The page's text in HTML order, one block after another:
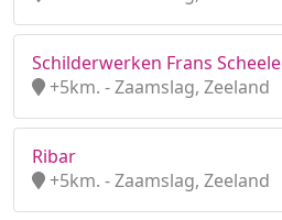
Schilderwerken Frans Scheele
+5km. - Zaamslag, Zeeland
Ribar
+5km. - Zaamslag, Zeeland